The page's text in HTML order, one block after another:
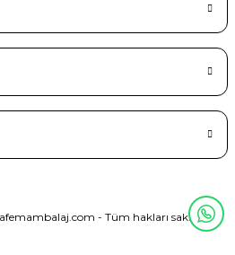
- Tüm hakları saklıdır.